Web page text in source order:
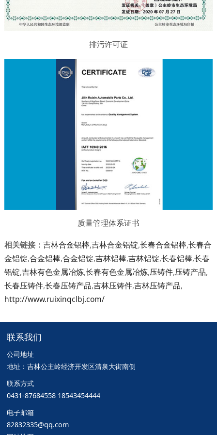
排污许可证
质量管理体系证书
相关链接： 吉林合金铝棒,吉林合金铝锭,长春合金铝棒,长春合
金铝锭,合金铝棒,合金铝锭,吉林铝棒,吉林铝锭,长春铝棒,长春
铝锭,吉林有色金属冶炼,长春有色金属冶炼,压铸件,压铸产品,
长春压铸件,长春压铸产品,吉林压铸件,吉林压铸产品,
http://www.ruixinqclbj.com/
联系我们
公司地址
地址：吉林公主岭经济开发区清泉大街南侧
联系方式
0431-87684558 18543454444
电子邮箱
82832335@qq.com